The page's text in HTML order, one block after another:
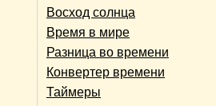
Восход солнца
Время в мире
Разница во времени
Конвертер времени
Таймеры